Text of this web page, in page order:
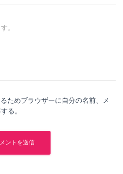
。
ためブラウザーに自分の名前、メ
る。